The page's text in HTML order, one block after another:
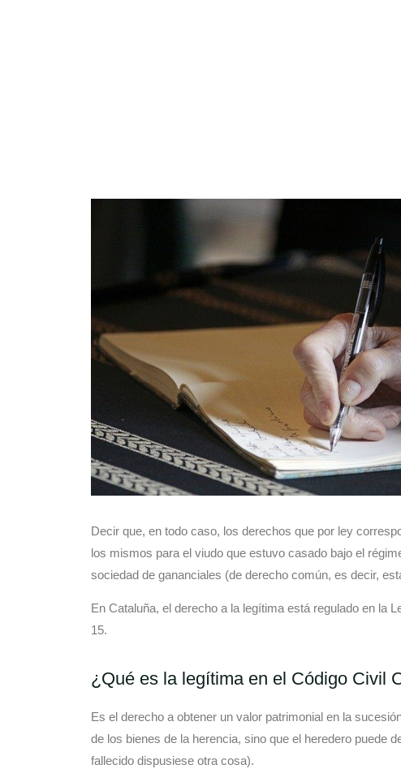
Decir que, en todo caso, los derechos que por ley
los mismos para el viudo que estuvo casado bajo el
sociedad de gananciales (de derecho común, es decir,
En Cataluña, el derecho a la legítima está regulado en la
15.
¿Qué es la legítima en el Código Civil
Es el derecho a obtener un valor patrimonial en la
de los bienes de la herencia, sino que el heredero puede
fallecido dispusiese otra cosa).